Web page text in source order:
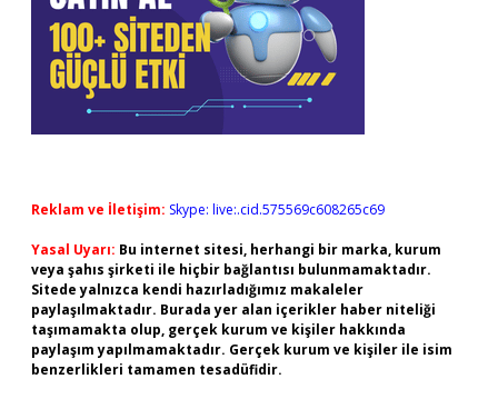
Reklam ve İletişim: Skype: live:.cid.575569c608265c69
Yasal Uyarı: Bu internet sitesi, herhangi bir marka, kurum
veya şahıs şirketi ile hiçbir bağlantısı bulunmamaktadır.
Sitede yalnızca kendi hazırladığımız makaleler
paylaşılmaktadır. Burada yer alan içerikler haber niteliği
taşımamakta olup, gerçek kurum ve kişiler hakkında
paylaşım yapılmamaktadır. Gerçek kurum ve kişiler ile isim
benzerlikleri tamamen tesadüfidir.